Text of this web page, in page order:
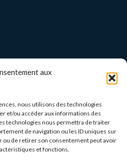
aux
nous utilisons des technologies
et/ou accéder aux informations des
technologies nous permettra de traiter
de navigation ou les ID uniques sur
ou de retirer son consentement peut avoir
et fonctions.